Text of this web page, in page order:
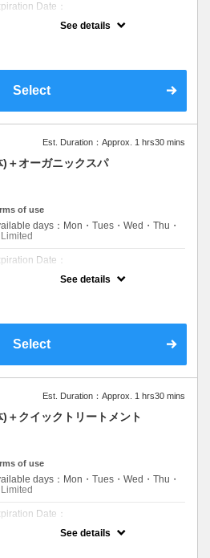
Date：
規限定の平日のみのクーポンです★
クーポン●シャンプーブロー込●ロング料
案させて頂きます●選べるシャンプー付き●
See details
Select
Est. Duration：Approx. 1 hrs30 mins
オーガニックスパ
of use
days：Mon・Tues・Wed・Thu・
Date：
規限定の平日のみのクーポンです★
クーポン●シャンプーブロー込●ロング料
案させて頂きます●選べるシャンプー付き●
See details
Select
Est. Duration：Approx. 1 hrs30 mins
クイックトリートメント
of use
days：Mon・Tues・Wed・Thu・
Date：
規限定の平日のみのクーポンです★
See details